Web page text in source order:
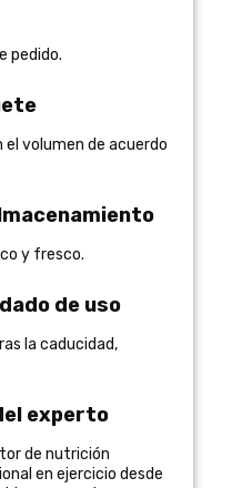
pedido.
el volumen de acuerdo
y fresco.
de uso
la caducidad,
experto
de nutrición
en ejercicio desde